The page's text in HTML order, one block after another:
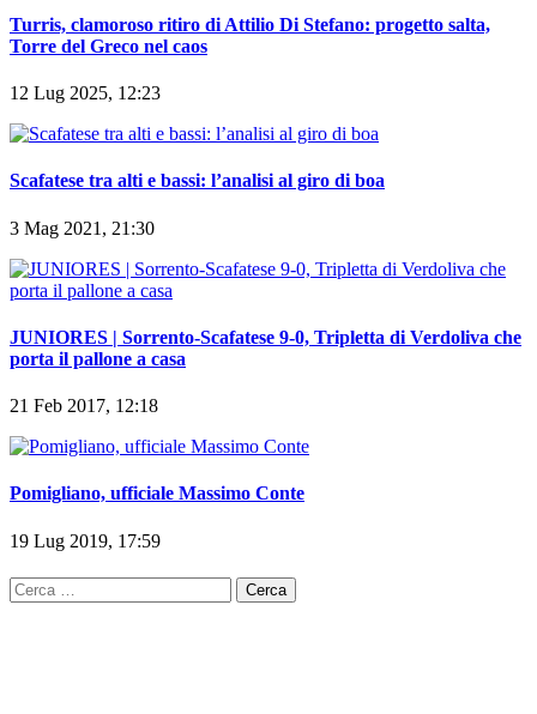
Turris, clamoroso ritiro di Attilio Di Stefano: progetto salta,
Torre del Greco nel caos
12 Lug 2025, 12:23
Scafatese tra alti e bassi: l’analisi al giro di boa
3 Mag 2021, 21:30
JUNIORES | Sorrento-Scafatese 9-0, Tripletta di Verdoliva che
porta il pallone a casa
21 Feb 2017, 12:18
Pomigliano, ufficiale Massimo Conte
19 Lug 2019, 17:59
Ricerca
per: